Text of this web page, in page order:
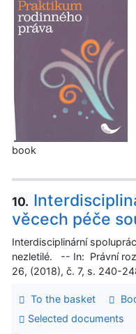
book
10.
věcech péče
Interdisciplinární
nezletilé. -- In: Právní
26, (2018), č. 7, s. 240-
To the basket
Selected documents